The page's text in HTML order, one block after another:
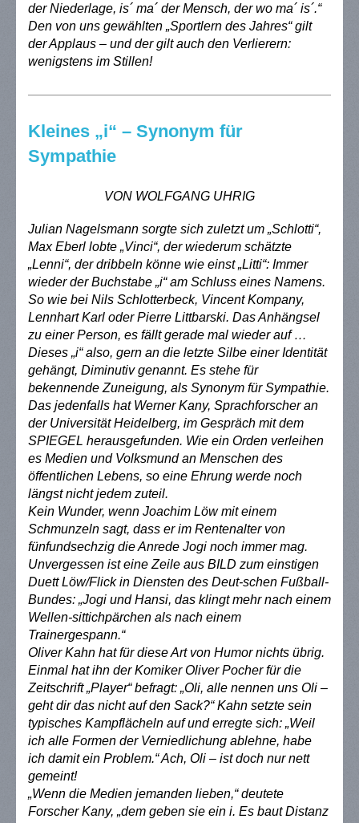
der Niederlage, is´ ma´ der Mensch, der wo ma´ is´.“
Den von uns gewählten „Sportlern des Jahres“ gilt
der Applaus – und der gilt auch den Verlierern:
wenigstens im Stillen!
Kleines „i“ – Synonym für
Sympathie
VON WOLFGANG UHRIG
Julian Nagelsmann sorgte sich zuletzt um „Schlotti“,
Max Eberl lobte „Vinci“, der wiederum schätzte
„Lenni“, der dribbeln könne wie einst „Litti“: Immer
wieder der Buchstabe „i“ am Schluss eines Namens.
So wie bei Nils Schlotterbeck, Vincent Kompany,
Lennhart Karl oder Pierre Littbarski. Das Anhängsel
zu einer Person, es fällt gerade mal wieder auf …
Dieses „i“ also, gern an die letzte Silbe einer Identität
gehängt, Diminutiv genannt. Es stehe für
bekennende Zuneigung, als Synonym für Sympathie.
Das jedenfalls hat Werner Kany, Sprachforscher an
der Universität Heidelberg, im Gespräch mit dem
SPIEGEL herausgefunden. Wie ein Orden verleihen
es Medien und Volksmund an Menschen des
öffentlichen Lebens, so eine Ehrung werde noch
längst nicht jedem zuteil.
Kein Wunder, wenn Joachim Löw mit einem
Schmunzeln sagt, dass er im Rentenalter von
fünfundsechzig die Anrede Jogi noch immer mag.
Unvergessen ist eine Zeile aus BILD zum einstigen
Duett Löw/Flick in Diensten des Deut-schen Fußball-
Bundes: „Jogi und Hansi, das klingt mehr nach einem
Wellen-sittichpärchen als nach einem
Trainergespann.“
Oliver Kahn hat für diese Art von Humor nichts übrig.
Einmal hat ihn der Komiker Oliver Pocher für die
Zeitschrift „Player“ befragt: „Oli, alle nennen uns Oli –
geht dir das nicht auf den Sack?“ Kahn setzte sein
typisches Kampflächeln auf und erregte sich: „Weil
ich alle Formen der Verniedlichung ablehne, habe
ich damit ein Problem.“ Ach, Oli – ist doch nur nett
gemeint!
„Wenn die Medien jemanden lieben,“ deutete
Forscher Kany, „dem geben sie ein i. Es baut Distanz